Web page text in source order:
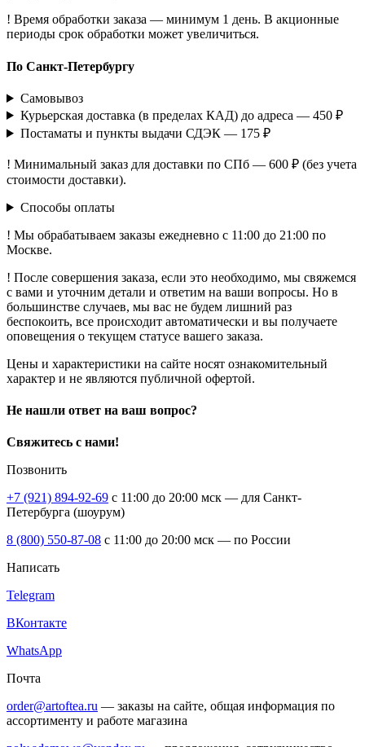
! Время обработки заказа — минимум 1 день. В акционные
периоды срок обработки может увеличиться.
По Санкт-Петербургу
Самовывоз
Курьерская доставка (в пределах КАД) до адреса — 450 ₽
Постаматы и пункты выдачи СДЭК — 175 ₽
! Минимальный заказ для доставки по СПб — 600 ₽ (без учета
стоимости доставки).
Способы оплаты
! Мы обрабатываем заказы ежедневно с 11:00 до 21:00 по
Москве.
! После совершения заказа, если это необходимо, мы свяжемся
с вами и уточним детали и ответим на ваши вопросы. Но в
большинстве случаев, мы вас не будем лишний раз
беспокоить, все происходит автоматически и вы получаете
оповещения о текущем статусе вашего заказа.
Цены и характеристики на сайте носят ознакомительный
характер и не являются публичной офертой.
Не нашли ответ на ваш вопрос?
Свяжитесь с нами!
Позвонить
+7 (921) 894-92-69 c 11:00 до 20:00 мск — для Санкт-
Петербурга (шоурум)
8 (800) 550-87-08 c 11:00 до 20:00 мск — по России
Написать
Telegram
ВКонтакте
WhatsApp
Почта
order@artoftea.ru — заказы на сайте, общая информация по
ассортименту и работе магазина